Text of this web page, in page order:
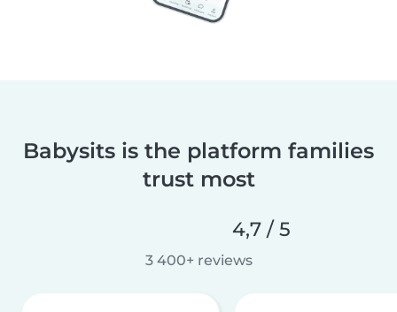
Babysits is the platform families
trust most
4,7 / 5
3 400+ reviews